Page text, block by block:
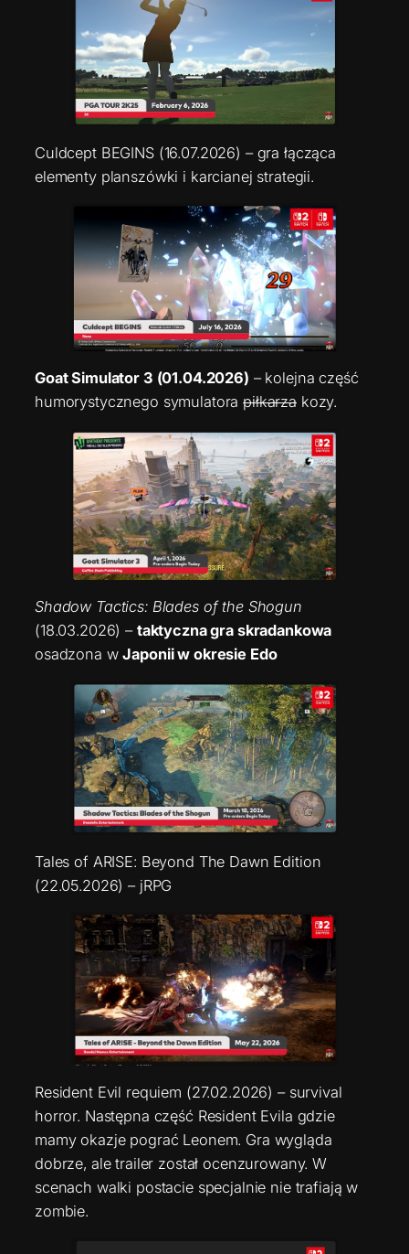
Culdcept BEGINS (16.07.2026) – gra łącząca
elementy planszówki i karcianej strategii.
Goat Simulator 3 (01.04.2026) – kolejna część
humorystycznego symulatorapiłkarzakozy.
Shadow Tactics: Blades of the Shogun
(18.03.2026) – taktyczna gra skradankowa
osadzona wJaponii w okresie Edo
Tales of ARISE: Beyond The Dawn Edition
(22.05.2026) – jRPG
Resident Evil requiem (27.02.2026) – survival
horror. Następna część Resident Evila gdzie
mamy okazje pograć Leonem. Gra wygląda
dobrze, ale trailer został ocenzurowany. W
scenach walki postacie specjalnie nie trafiają w
zombie.